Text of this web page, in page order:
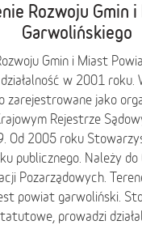
Rozwoju Gmin
Garwolińskiego
Gmin i Miast
w 2001 roku.
zarejestrowane jako
Rejestrze
Od 2005 roku
publicznego. Należy do
Pozarządowych.
powiat garwoliński.
prowadzi